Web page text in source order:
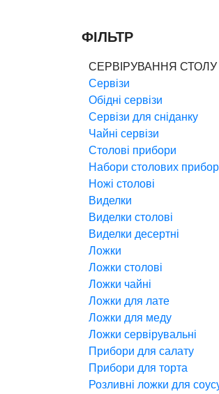
ФІЛЬТР
СЕРВІРУВАННЯ СТОЛУ
Сервізи
Обідні сервізи
Сервізи для сніданку
Чайні сервізи
Столові прибори
Набори столових
Ножі столові
Виделки
Виделки столові
Виделки десертні
Ложки
Ложки столові
Ложки чайні
Ложки для лате
Ложки для меду
Ложки сервірувальні
Прибори для салату
Прибори для торта
Розливні ложки для